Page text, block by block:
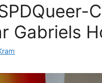
Gabriels